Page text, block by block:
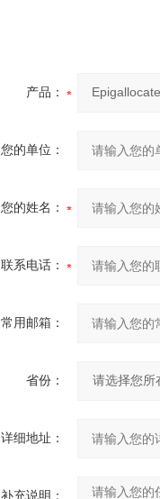
产品：
您的单位：
您的姓名：
联系电话：
常用邮箱：
省份：
详细地址：
补充说明：